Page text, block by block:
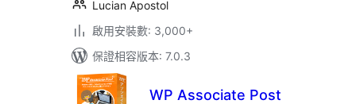
Lucian Apostol
啟用安裝數: 3,000+
保證相容版本: 7.0.3
WP Associate Post